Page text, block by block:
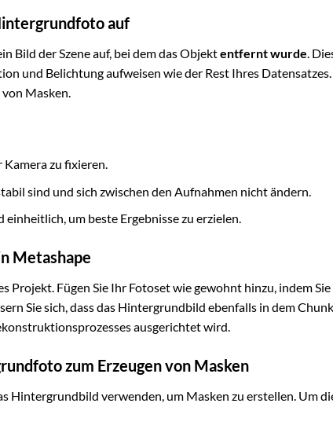
auf
Bild der Szene auf, bei dem das Objektentfernt wurde .
und Belichtung aufweisen wie der Rest Ihres Datensatzes.
Masken.
Kamera zu fixieren.
sind und sich zwischen den Aufnahmen nicht ändern.
um beste Ergebnisse zu erzielen.
Metashape
Projekt. Fügen Sie Ihr Fotoset wie gewohnt hinzu, indem
Sie sich, dass das Hintergrundbild ebenfalls in dem Chunk
ausgerichtet wird.
zum Erzeugen von Masken
Hintergrundbild verwenden, um Masken zu erstellen. Um